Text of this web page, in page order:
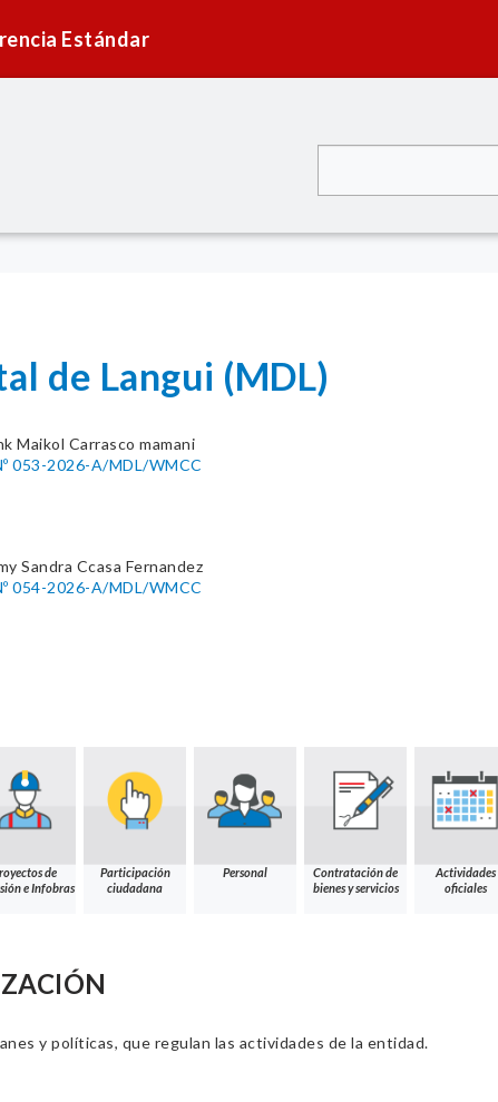
Estándar
de Langui (MDL)
Maikol Carrasco mamani
053-2026-A/MDL/WMCC
Sandra Ccasa Fernandez
054-2026-A/MDL/WMCC
de
e Infobras
Participación
ciudadana
Personal
Contratación de
bienes y servicios
Actividades
oficiales
y políticas, que regulan las actividades de la entidad.